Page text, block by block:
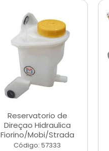
Reservatorio de
Direçao Hidraulica
Fiorino/Mobi/Strada
Código: 57333